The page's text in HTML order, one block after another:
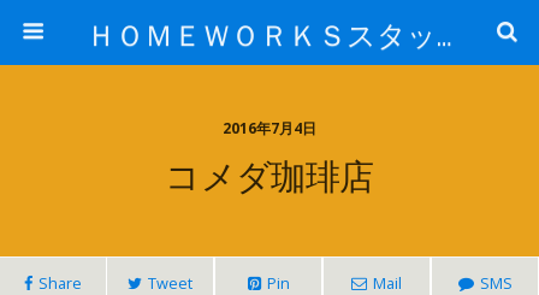
ＨＯＭＥＷＯＲＫＳスタッフ日記ブログ
2016年7月4日
コメダ珈琲店
Share Tweet Pin Mail SMS